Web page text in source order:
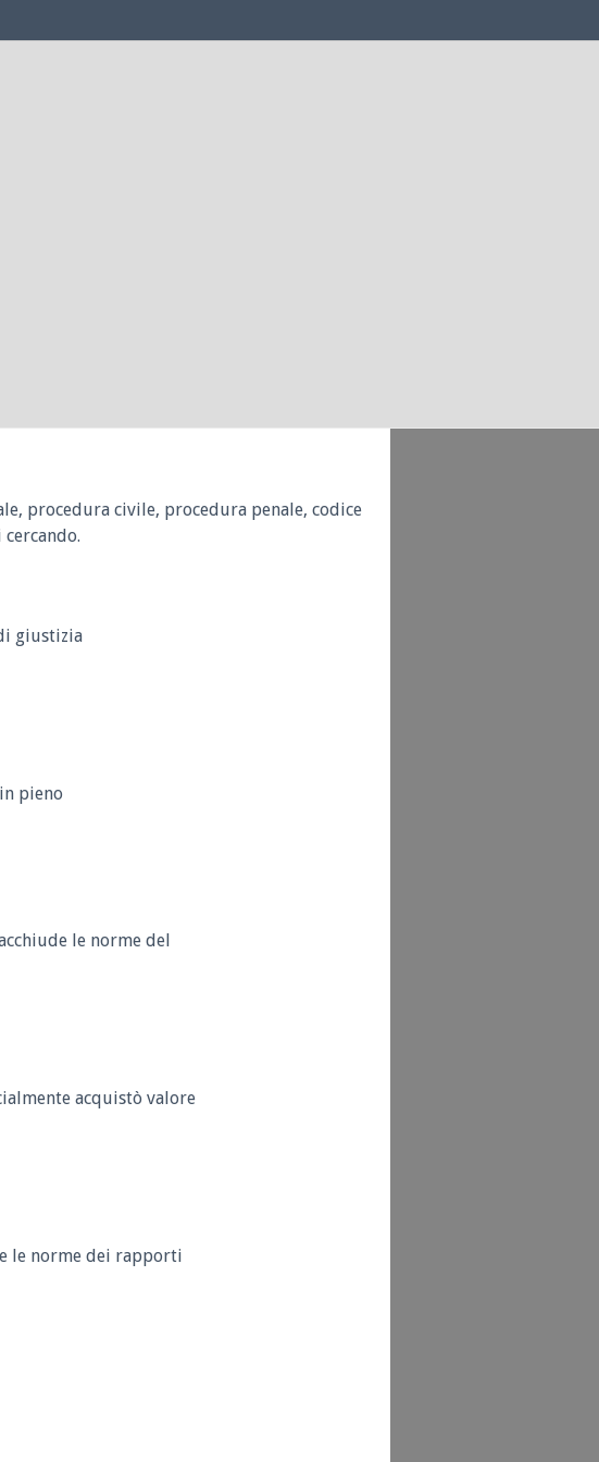
procedura civile, procedura penale, codice
giustizia
pieno
le norme del
acquistò valore
le norme dei rapporti